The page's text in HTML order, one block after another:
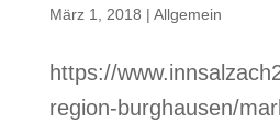
März 1, 2018 | Allgemein
https://
region-burghausen/